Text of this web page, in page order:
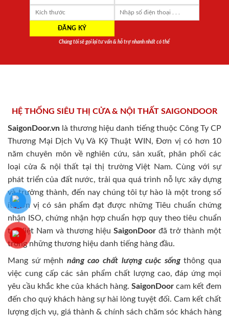
Chúng tôi sẽ gọi lại tư vấn & hỗ trợ nhanh nhất có thể
HỆ THỐNG SIÊU THỊ CỬA & NỘI THẤT SAIGONDOOR
SaigonDoor.vn là thương hiệu danh tiếng thuộc Công Ty CP
Thương Mại Dịch Vụ Và Kỹ Thuật WIN, Đơn vị có hơn 10
năm chuyên môn về nghiên cứu, sản xuất, phân phối các
loại cửa & nội thất tại thị trường Việt Nam. Cùng với sự
phát triển của đất nước, trải qua quá trình nỗ lực xây dựng
và trưởng thành, đến nay chúng tôi tự hào là một trong số
ít đơn vị có sản phẩm đạt được những Tiêu chuẩn chứng
nhận ISO, chứng nhận hợp chuẩn hợp quy theo tiêu chuẩn
tại Việt Nam và thương hiệu SaigonDoor đã trở thành một
trong những thương hiệu danh tiếng hàng đầu.
Mang sứ mệnh nâng cao chất lượng cuộc sốngthông qua
việc cung cấp các sản phẩm chất lượng cao, đáp ứng mọi
yêu cầu khắc khe của khách hàng. SaigonDoorcam kết đem
đến cho quý khách hàng sự hài lòng tuyệt đối. Cam kết chất
lượng dịch vụ, giá thành & chính sách chăm sóc khách hàng